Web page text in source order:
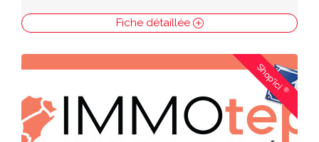
Fiche détaillée
Shop'ici®